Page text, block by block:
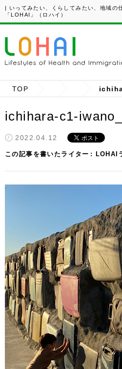
| いってみたい、くらしてみたい、地域の
「LOHAI」（ロハイ）
TOP
ichihara-c1-
2022.04.12
この記事を書いたライター LOHAI